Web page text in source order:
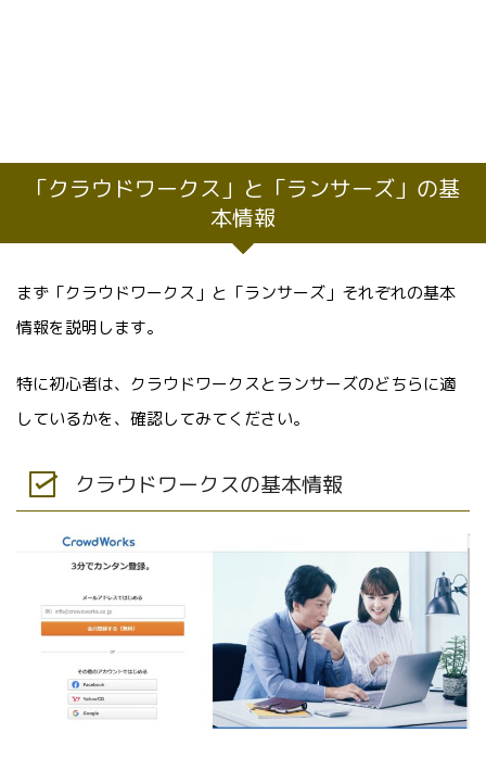
「クラウドワークス」と「ランサーズ」の基
本情報
まず「クラウドワークス」と「ランサーズ」それぞれの基本
情報を説明します。
特に初心者は、クラウドワークスとランサーズのどちらに適
しているかを、確認してみてください。
クラウドワークスの基本情報